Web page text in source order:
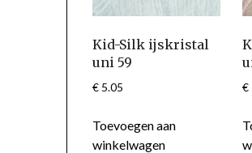
Kid-Silk ijskristal
uni 59
€ 5.05
Toevoegen aan
winkelwagen
€